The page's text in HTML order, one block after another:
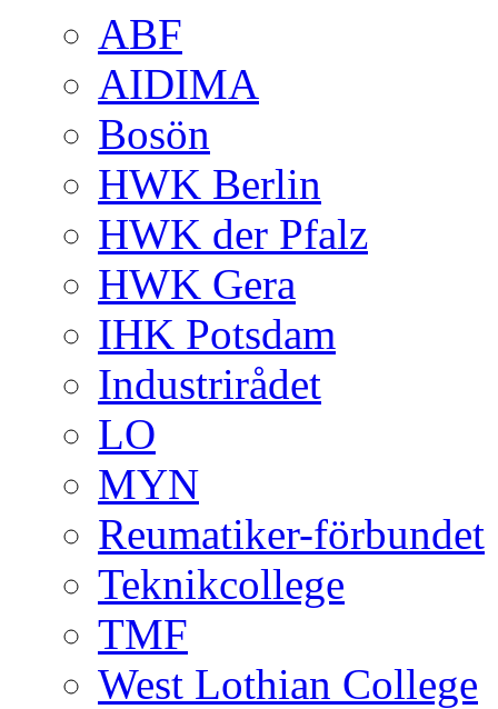
ABF
AIDIMA
Bosön
HWK Berlin
HWK der Pfalz
HWK Gera
IHK Potsdam
Industrirådet
LO
MYN
Reumatiker-förbundet
Teknikcollege
TMF
West Lothian College